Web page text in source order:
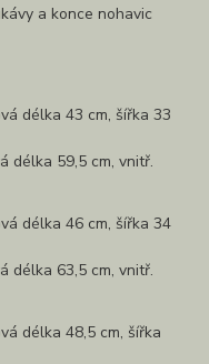
a konce nohavic
43 cm, šířka 33
cm, vnitř.
46 cm, šířka 34
cm, vnitř.
48,5 cm, šířka